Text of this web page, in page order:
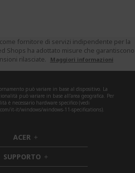
fornitore di servizi indipendente per la
Shops ha adottato misure che garantiscono
rilasciate.
Maggiori informazioni
può variare in base al dispositivo. La
può variare in base all'area geografica. Per
è necessario hardware specifico (vedi
it-it/windows/windows-11-specifications).
ACER h
i
d
d
SUPPORTO h
i